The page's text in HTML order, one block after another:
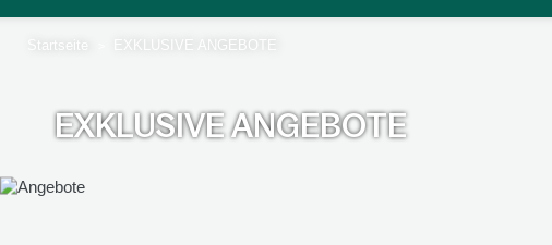
Startseite EXKLUSIVE ANGEBOTE
EXKLUSIVE ANGEBOTE